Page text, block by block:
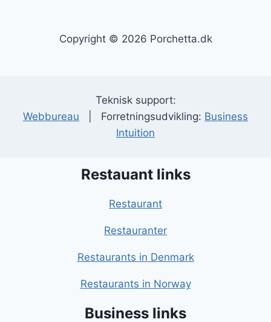
Copyright © 2026 Porchetta.dk
Teknisk support:
Webbureau | Forretningsudvikling: Business
Intuition
Restauant links
Restaurant
Restauranter
Restaurants in Denmark
Restaurants in Norway
Business links